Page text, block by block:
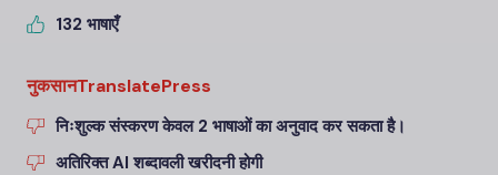
132 भाषाएँ
नुकसानTranslatePress
निःशुल्क संस्करण केवल 2 भाषाओं का अनुवाद कर सकता है।
अतिरिक्त AI शब्दावली खरीदनी होगी